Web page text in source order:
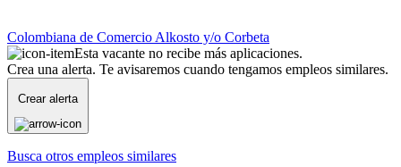
Colombiana de Comercio Alkosto y/o Corbeta
Esta vacante no recibe más aplicaciones.
Crea una alerta. Te avisaremos cuando tengamos empleos similares.
Crear alerta
Busca otros empleos similares